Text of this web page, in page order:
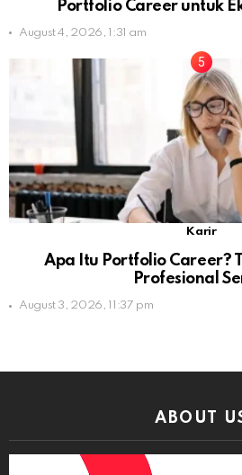
Portfolio Career untuk
August 4, 2026, 1:31 am
Karir
Apa Itu Portfolio Career?
Profesional
August 3, 2026, 11:37 pm
ABOUT